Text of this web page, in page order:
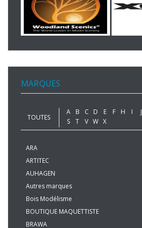
MARQUES
TOUTES
A B C D E F H I J
S
T V W X
ARA
ARTITEC
AUHAGEN
Autres marques
Bois Modélisme
BOUTIQUE MAQUETTISTE
BRAWA